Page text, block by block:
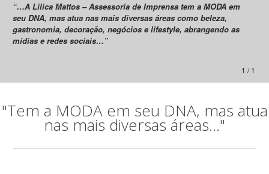
“…A Lilica Mattos – Assessoria de Imprensa tem a MODA em
seu DNA, mas atua nas mais diversas áreas como beleza,
gastronomia, decoração, negócios e lifestyle, abrangendo as
mídias e redes sociais…”
1 / 1
"Tem a MODA em seu DNA, mas atua
nas mais diversas áreas..."